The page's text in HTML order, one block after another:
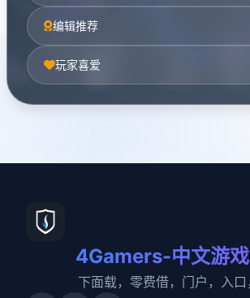
编辑推荐
玩家喜爱
4Gamers-中文游
下面载，零费借，门户，入口